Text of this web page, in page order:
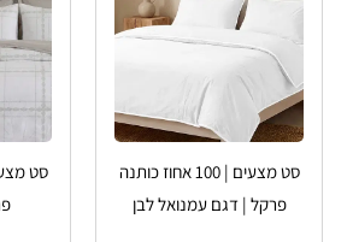
סט מצעים | 100 אחוז כותנה
פרקל | דגם עמנואל לבן
סוגים.
את
האפשרויות
בעמוד
המוצר